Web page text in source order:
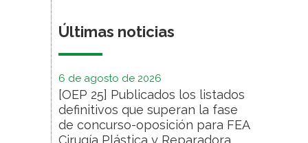
Últimas noticias
6 de agosto de 2026
[OEP 25] Publicados los listados
definitivos que superan la fase
de concurso-oposición para FEA
Cirugía Plástica y Reparadora